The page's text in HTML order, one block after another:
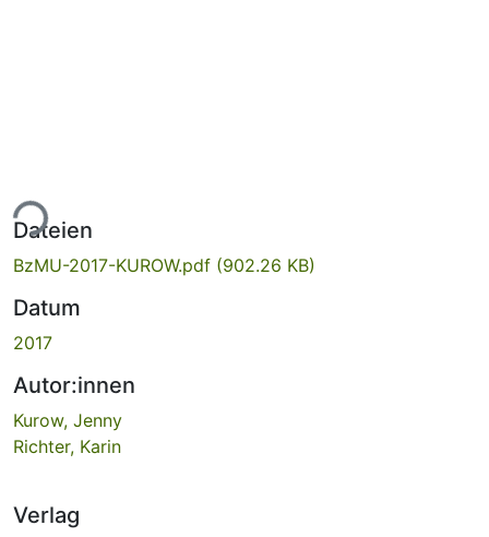
Dateien
BzMU-2017-KUROW.pdf (902.26 KB)
Datum
2017
Autor:innen
Kurow, Jenny
Richter, Karin
Verlag